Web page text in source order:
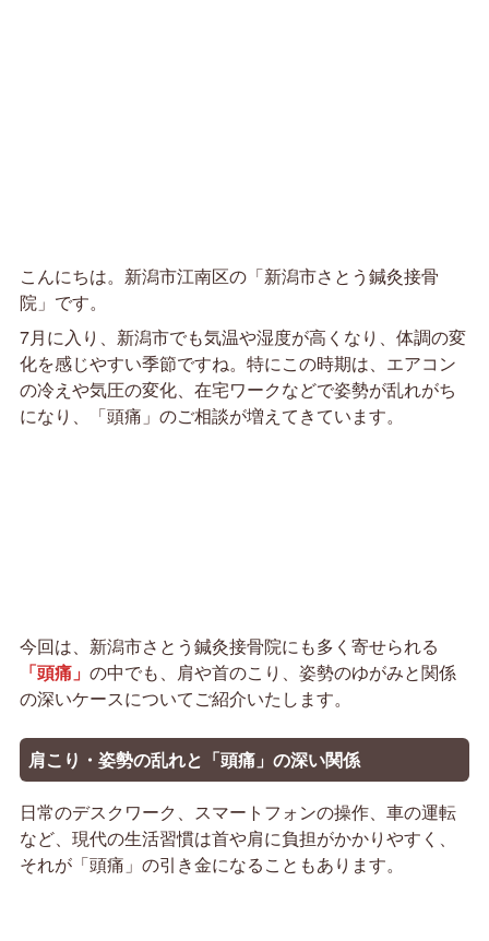
こんにちは。新潟市江南区の「新潟市さとう鍼灸接骨
院」です。
7月に入り、新潟市でも気温や湿度が高くなり、体調の変
化を感じやすい季節ですね。特にこの時期は、エアコン
の冷えや気圧の変化、在宅ワークなどで姿勢が乱れがち
になり、「頭痛」のご相談が増えてきています。
今回は、新潟市さとう鍼灸接骨院にも多く寄せられる
「頭痛」 の中でも、肩や首のこり、姿勢のゆがみと関係
の深いケースについてご紹介いたします。
肩こり・姿勢の乱れと「頭痛」の深い関係
日常のデスクワーク、スマートフォンの操作、車の運転
など、現代の生活習慣は首や肩に負担がかかりやすく、
それが「頭痛」の引き金になることもあります。